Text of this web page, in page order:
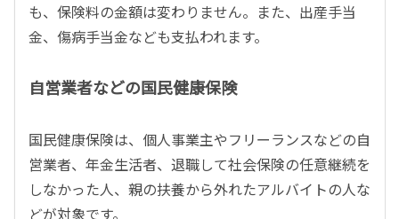
も、保険料の金額は変わりません。また、出産手当
金、傷病手当金なども支払われます。
自営業者などの国民健康保険
国民健康保険は、個人事業主やフリーランスなどの自
営業者、年金生活者、退職して社会保険の任意継続を
しなかった人、親の扶養から外れたアルバイトの人な
どが対象です。